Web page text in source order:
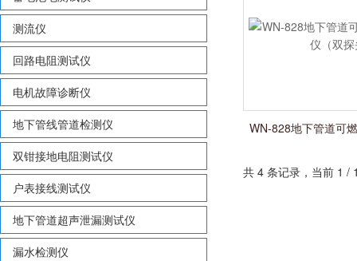
测流仪
回路电阻测试仪
电机故障诊断仪
地下管线管道检测仪
双钳接地电阻测试仪
户表接线测试仪
地下管道超声泄漏测试仪
漏水检测仪
WN-828地下管道可
共 4 条记录，当前 1